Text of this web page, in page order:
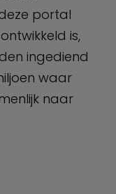
portal
is,
ingediend
waar
naar